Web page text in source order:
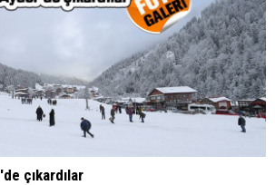
çıkardılar